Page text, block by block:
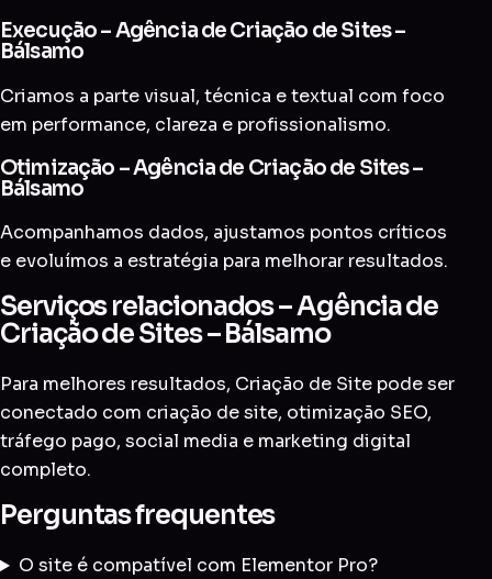
Execução – Agência de Criação de Sites –
Bálsamo
Criamos a parte visual, técnica e textual com foco
em performance, clareza e profissionalismo.
Otimização – Agência de Criação de Sites –
Bálsamo
Acompanhamos dados, ajustamos pontos críticos
e evoluímos a estratégia para melhorar resultados.
Serviços relacionados – Agência de
Criação de Sites – Bálsamo
Para melhores resultados, Criação de Site pode ser
conectado com criação de site, otimização SEO,
tráfego pago, social media e marketing digital
completo.
Perguntas frequentes
O site é compatível com Elementor Pro?